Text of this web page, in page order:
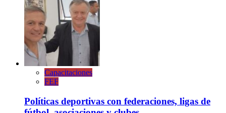
Capacitaciones
FEF
Políticas deportivas con federaciones, ligas de